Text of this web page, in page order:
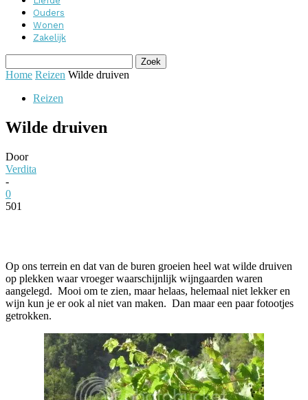
Ouders
Wonen
Zakelijk
Home Reizen Wilde druiven
Reizen
Wilde druiven
Door
Verdita
-
0
501
Op ons terrein en dat van de buren groeien heel wat wilde druiven
op plekken waar vroeger waarschijnlijk wijngaarden waren
aangelegd. Mooi om te zien, maar helaas, helemaal niet lekker en
wijn kun je er ook al niet van maken. Dan maar een paar fotootjes
getrokken.